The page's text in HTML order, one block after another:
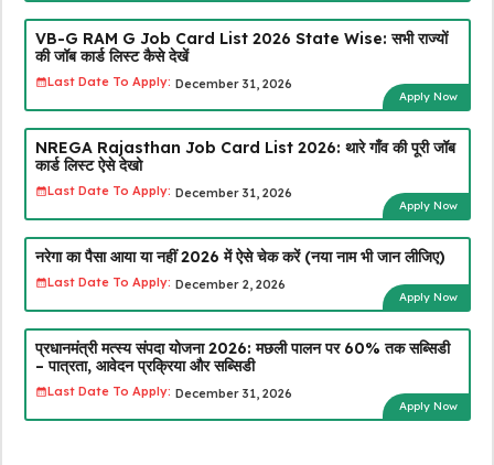
VB-G RAM G Job Card List 2026 State Wise: सभी राज्यों
की जॉब कार्ड लिस्ट कैसे देखें
Last Date To Apply: December 31, 2026
Apply Now
NREGA Rajasthan Job Card List 2026: थारे गाँव की पूरी जॉब
कार्ड लिस्ट ऐसे देखो
Last Date To Apply: December 31, 2026
Apply Now
नरेगा का पैसा आया या नहीं 2026 में ऐसे चेक करें (नया नाम भी जान लीजिए)
Last Date To Apply: December 2, 2026
Apply Now
प्रधानमंत्री मत्स्य संपदा योजना 2026: मछली पालन पर 60% तक सब्सिडी
– पात्रता, आवेदन प्रक्रिया और सब्सिडी
Last Date To Apply: December 31, 2026
Apply Now